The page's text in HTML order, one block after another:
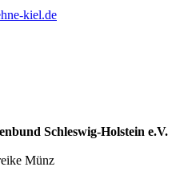
kiel.de
Schleswig-Holstein e.V.
Münz